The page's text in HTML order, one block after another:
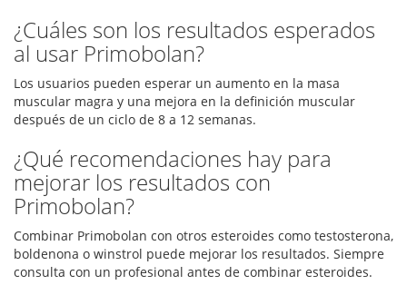
¿Cuáles son los resultados esperados
al usar Primobolan?
Los usuarios pueden esperar un aumento en la masa
muscular magra y una mejora en la definición muscular
después de un ciclo de 8 a 12 semanas.
¿Qué recomendaciones hay para
mejorar los resultados con
Primobolan?
Combinar Primobolan con otros esteroides como testosterona,
boldenona o winstrol puede mejorar los resultados. Siempre
consulta con un profesional antes de combinar esteroides.